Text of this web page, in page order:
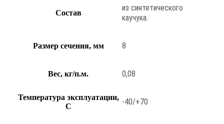
Состав
из синтетического
каучука.
Размер сечения, мм 8
Вес, кг/п.м. 0,08
Температура эксплуатации,
С
-40/+70